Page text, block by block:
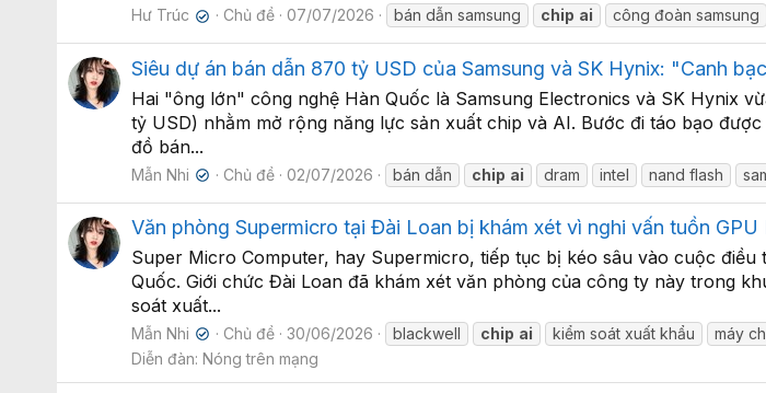
Hư Trúc ✔ Chủ đề 07/07/2026 bán dẫn samsung chip ai công đoàn samsung
Siêu dự án bán dẫn 870 tỷ USD của Samsung và SK Hynix: "Canh
Hai "ông lớn" công nghệ Hàn Quốc là Samsung Electronics và SK Hynix
tỷ USD) nhằm mở rộng năng lực sản xuất chip và AI. Bước đi táo bạo
đồ bán...
Mẫn Nhi ✔ Chủ đề 02/07/2026 bán dẫn chip ai dram intel nand flash
Văn phòng Supermicro tại Đài Loan bị khám xét vì nghi vấn tuồn
Super Micro Computer, hay Supermicro, tiếp tục bị kéo sâu vào cuộc
Quốc. Giới chức Đài Loan đã khám xét văn phòng của công ty này trong
soát xuất...
Mẫn Nhi ✔ Chủ đề 30/06/2026 blackwell chip ai kiểm soát xuất khẩu máy
Diễn đàn: Nóng trên mạng